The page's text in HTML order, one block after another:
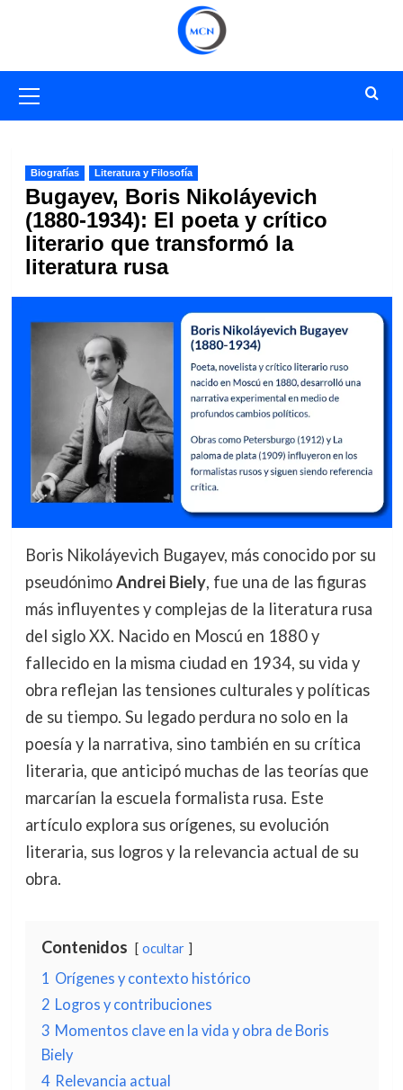
primario
Biografías Literatura y Filosofía
Bugayev, Boris Nikoláyevich
(1880-1934): El poeta y crítico
literario que transformó la
literatura rusa
Boris Nikoláyevich Bugayev, más conocido por su
pseudónimoAndrei Biely, fue una de las figuras
más influyentes y complejas de la literatura rusa
del siglo XX. Nacido en Moscú en 1880 y
fallecido en la misma ciudad en 1934, su vida y
obra reflejan las tensiones culturales y políticas
de su tiempo. Su legado perdura no solo en la
poesía y la narrativa, sino también en su crítica
literaria, que anticipó muchas de las teorías que
marcarían la escuela formalista rusa. Este
artículo explora sus orígenes, su evolución
literaria, sus logros y la relevancia actual de su
obra.
Contenidos ocultar
1 Orígenes y contexto histórico
2 Logros y contribuciones
3 Momentos clave en la vida y obra de Boris
Biely
4 Relevancia actual